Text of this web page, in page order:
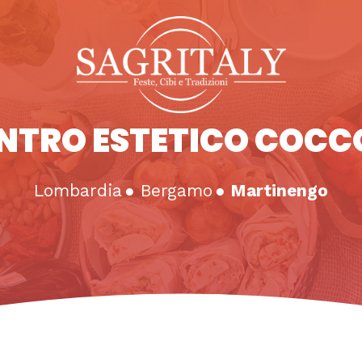
ESTETICO
Lombardia●Bergamo● Martinengo